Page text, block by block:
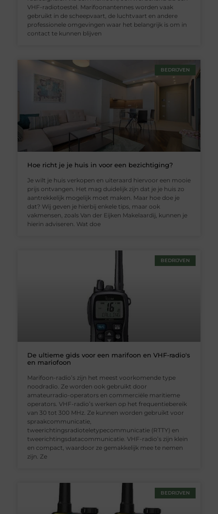
VHF-radiotoestel. Marifoonantennes worden vaak
gebruikt in de scheepvaart, de luchtvaart en andere
professionele omgevingen waar het belangrijk is om in
contact te kunnen blijven
BEDRIJVEN
Hoe richt je je huis in voor een bezichtiging?
Je wilt je huis verkopen en uiteraard hiervoor een mooie
prijs ontvangen. Het mag duidelijk zijn dat je je huis zo
aantrekkelijk mogelijk moet maken. Maar hoe doe je
dat? Wij geven je hierbij enkele tips, maar ook
vakmensen, zoals Van der Eijken Makelaardij, kunnen je
hierin adviseren. Wat doe
BEDRIJVEN
De ultieme gids voor een marifoon en VHF-radio's
en mariofoon
Marifoon-radio’s zijn het meest voorkomende type
noodradio. Ze worden ook gebruikt door
amateurradio-operators en commerciële maritieme
operators. VHF-radio’s werken op het frequentiebereik
van 30 tot 300 MHz. Ze kunnen worden gebruikt voor
spraakcommunicatie,
tweerichtingsradioteletypecommunicatie (RTTY) en
tweerichtingsdatacommunicatie. VHF-radio’s zijn klein
en compact, waardoor ze gemakkelijk mee te nemen
zijn. Ze
BEDRIJVEN